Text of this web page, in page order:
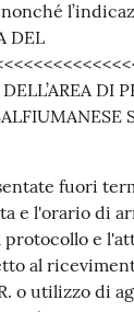
DEL
DI
fuori
e l'orario di
e
al
o utilizzo di